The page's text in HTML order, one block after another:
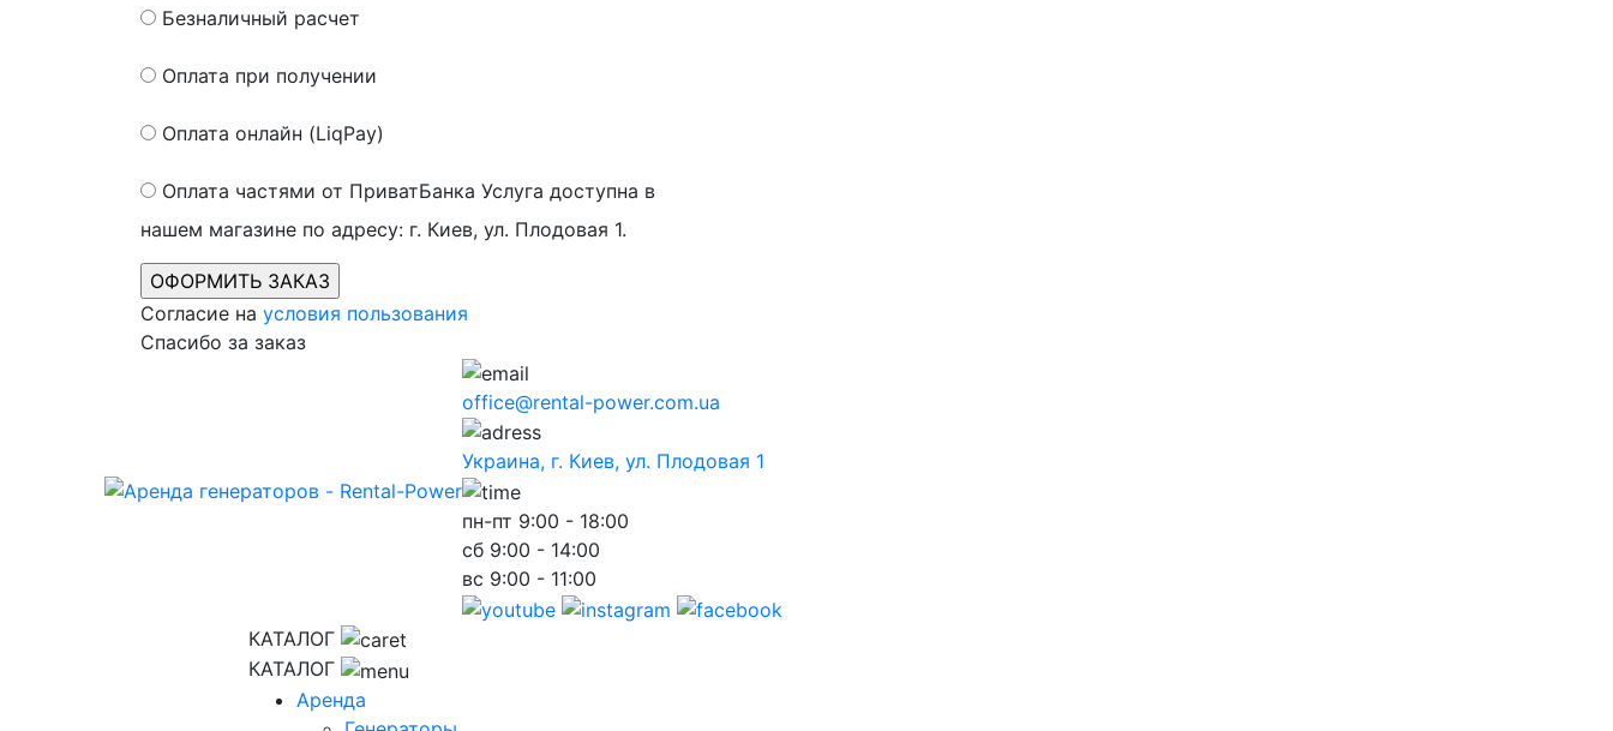
Безналичный расчет
Оплата при получении
Оплата онлайн (LiqPay)
Оплата частями от ПриватБанка Услуга доступна в
нашем магазине по адресу: г. Киев, ул. Плодовая 1.
Согласие на условия пользования
Спасибо за заказ
office@rental-power.com.ua
Украина, г. Киев, ул. Плодовая 1
пн-пт 9:00 - 18:00
сб 9:00 - 14:00
вс 9:00 - 11:00
КАТАЛОГ
КАТАЛОГ
Аренда